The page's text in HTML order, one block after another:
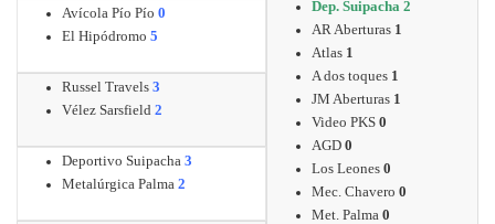
Dep. Suipacha 2
AR Aberturas 1
Atlas 1
A dos toques 1
JM Aberturas 1
Video PKS 0
AGD 0
Los Leones 0
Mec. Chavero 0
Met. Palma 0
Avícola Pío Pío 0
El Hipódromo 5
Russel Travels 3
Vélez Sarsfield 2
Deportivo Suipacha 3
Metalúrgica Palma 2